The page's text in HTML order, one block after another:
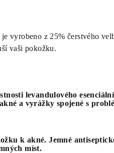
vyrobeno z 25% čerstvého
vaši pokožku.
levandulového
a vyrážky spojené s
k akné. Jemné
míst.